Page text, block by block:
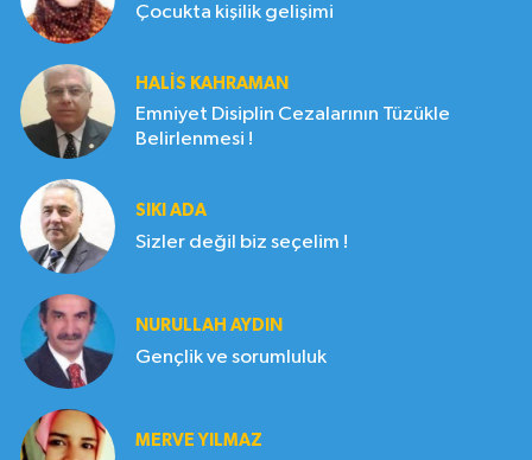
Çocukta kişilik gelişimi
HALIS KAHRAMAN
Emniyet Disiplin Cezalarının Tüzükle
Belirlenmesi !
SIKI ADA
Sizler değil biz seçelim !
NURULLAH AYDIN
Gençlik ve sorumluluk
MERVE YILMAZ